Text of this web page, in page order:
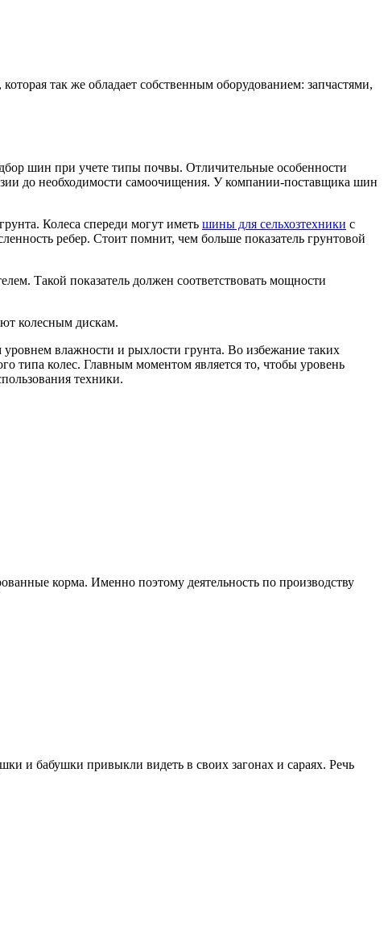
так же обладает собственным оборудованием: запчастями,
шин при учете типы почвы. Отличительные особенности
до необходимости самоочищения. У компании-поставщика шин
Колеса спереди могут иметь шины для сельхозтехники с
ребер. Стоит помнит, чем больше показатель грунтовой
Такой показатель должен соответствовать мощности
колесным дискам.
влажности и рыхлости грунта. Во избежание таких
типа колес. Главным моментом является то, чтобы уровень
техники.
корма. Именно поэтому деятельность по производству
и бабушки привыкли видеть в своих загонах и сараях. Речь